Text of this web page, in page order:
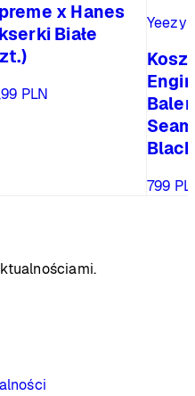
x Hanes
Białe
PLN
Yeezy
799